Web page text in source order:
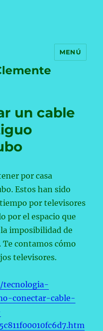
MENÚ
un cable
por casa
Estos han sido
por televisores
por el espacio que
imposibilidad de
Te contamos cómo
televisores.
tecnologia-
conectar-cable-